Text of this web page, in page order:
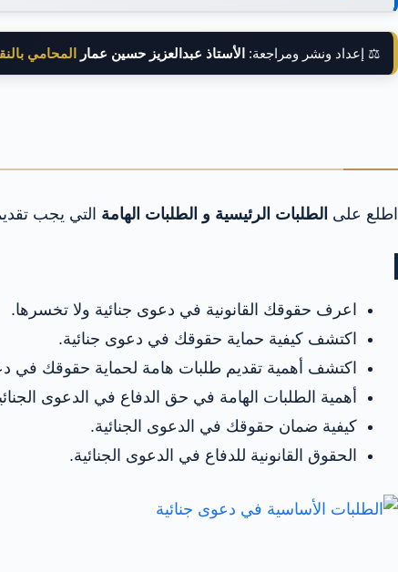
⚖️ إعداد ونشر ومراجعة: الأستاذ عبدالعزيز حسين عمار المحامي
اطلع على الطلبات الرئيسية و الطلبات الهامة التي يجب
اعرف حقوقك القانونية في دعوى جنائية ولا تخسرها.
اكتشف كيفية حماية حقوقك في دعوى جنائية.
اكتشف أهمية تقديم طلبات هامة لحماية حقوقك في
أهمية الطلبات الهامة في حق الدفاع في الدعوى
كيفية ضمان حقوقك في الدعوى الجنائية.
الحقوق القانونية للدفاع في الدعوى الجنائية.